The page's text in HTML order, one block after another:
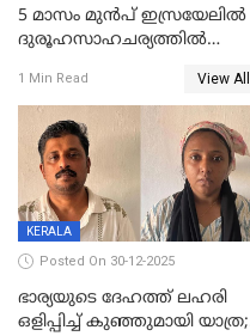
5 മാസം മുൻപ് ഇസ്രയേലിൽ
ദുരൂഹസാഹചര്യത്തിൽ
മലയാളി യുവാവിന്റെ ഭാര്യയും
മരിച്ചു
1 Min Read View All
KERALA
Posted On 30-12-2025
ഭാര്യയുടെ ദേഹത്ത് ലഹരി
ഒളിപ്പിച്ച് കുഞ്ഞുമായി യാത്ര;